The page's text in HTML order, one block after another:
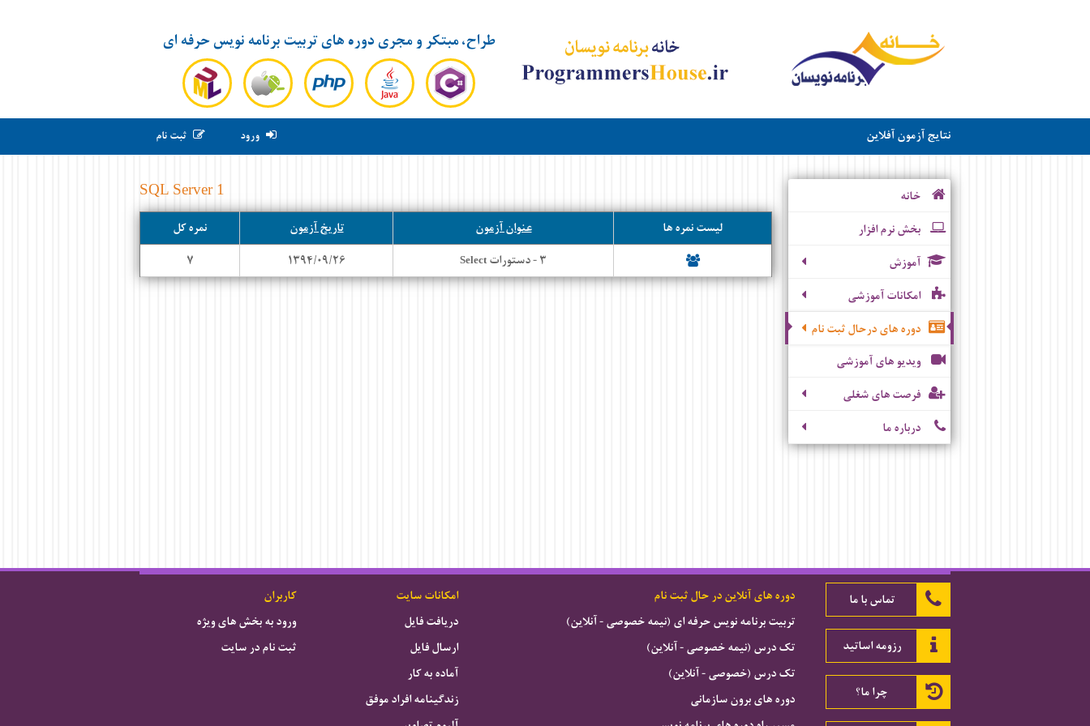
طراح، مبتکر و مجری دوره های تربیت برنامه نویس حرفه ای
ورود ثبت نام نتایج آزمون آفلاین
SQL Server 1
لیست نمره ها عنوان آزمون تاریخ آزمون
نمره کل
۳ - دستورات
Select ۱۳۹۴/۰۹/۲۶ ۷
خانه
بخش نرم افزار
آموزش
امکانات آموزشی
دوره های درحال ثبت نام
ویدیو های آموزشی
فرصت های شغلی
درباره ما
تماس با ما
رزومه اساتید
چرا ما؟
دوره های آنلاین در حال ثبت نام
تربیت برنامه نویس حرفه ای (نیمه خصوصی - آنلاین)
تک درس (نیمه خصوصی - آنلاین)
تک درس (خصوصی - آنلاین)
دوره های برون سازمانی
امکانات سایت
دریافت فایل
ارسال فایل
آماده به کار
زندگینامه افراد موفق
کاربران
ورود به بخش های ویژه
ثبت نام در سایت